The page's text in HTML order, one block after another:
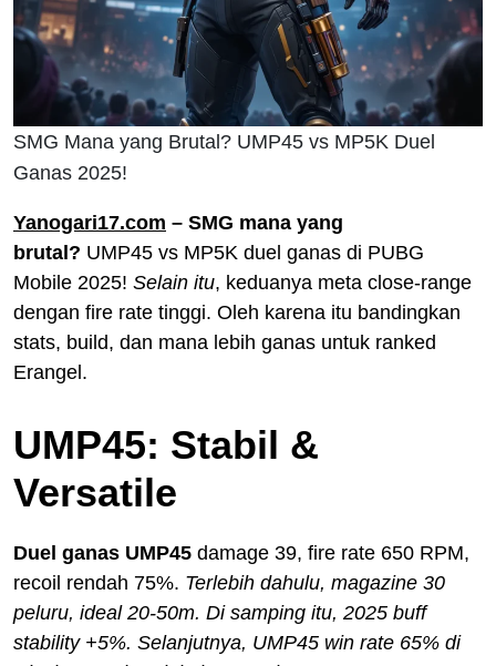
SMG Mana yang Brutal? UMP45 vs MP5K Duel
Ganas 2025!
Yanogari17.com – SMG mana yang
brutal? UMP45 vs MP5K duel ganas di PUBG
Mobile 2025! Selain itu, keduanya meta close-range
dengan fire rate tinggi. Oleh karena itu bandingkan
stats, build, dan mana lebih ganas untuk ranked
Erangel.
UMP45: Stabil &
Versatile
Duel ganas UMP45 damage 39, fire rate 650 RPM,
recoil rendah 75%. Terlebih dahulu, magazine 30
peluru, ideal 20-50m. Di samping itu, 2025 buff
stability +5%. Selanjutnya, UMP45 win rate 65% di